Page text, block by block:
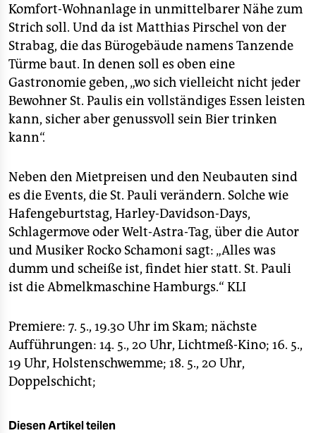
Komfort-Wohnanlage in unmittelbarer Nähe zum
Strich soll. Und da ist Matthias Pirschel von der
Strabag, die das Bürogebäude namens Tanzende
Türme baut. In denen soll es oben eine
Gastronomie geben, „wo sich vielleicht nicht jeder
Bewohner St. Paulis ein vollständiges Essen leisten
kann, sicher aber genussvoll sein Bier trinken
kann“.
Neben den Mietpreisen und den Neubauten sind
es die Events, die St. Pauli verändern. Solche wie
Hafengeburtstag, Harley-Davidson-Days,
Schlagermove oder Welt-Astra-Tag, über die Autor
und Musiker Rocko Schamoni sagt: „Alles was
dumm und scheiße ist, findet hier statt. St. Pauli
ist die Abmelkmaschine Hamburgs.“ KLI
Premiere: 7. 5., 19.30 Uhr im Skam; nächste
Aufführungen: 14. 5., 20 Uhr, Lichtmeß-Kino; 16. 5.,
19 Uhr, Holstenschwemme; 18. 5., 20 Uhr,
Doppelschicht;
Diesen Artikel teilen